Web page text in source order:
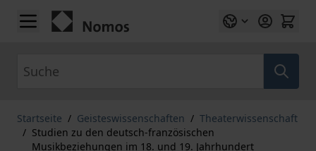
Zum Inhalt springen
Startseite / Geisteswissenschaften / Theaterwissenschaft
/ Studien zu den deutsch-französischen
Musikbeziehungen im 18. und 19. Jahrhundert